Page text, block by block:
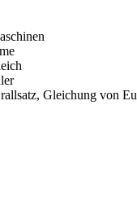
Gleichung von